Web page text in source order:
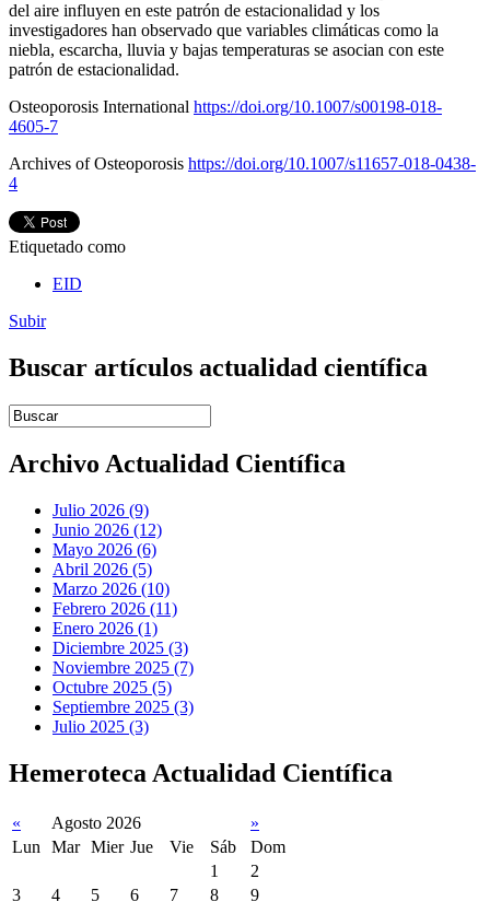
del aire influyen en este patrón de estacionalidad y los
investigadores han observado que variables climáticas como la
niebla, escarcha, lluvia y bajas temperaturas se asocian con este
patrón de estacionalidad.
Osteoporosis International https://doi.org/10.1007/s00198-018-
4605-7
Archives of Osteoporosis https://doi.org/10.1007/s11657-018-0438-
4
Etiquetado como
EID
Subir
Buscar artículos actualidad científica
Introduce términos de búsqueda
Archivo Actualidad Científica
Julio 2026 (9)
Junio 2026 (12)
Mayo 2026 (6)
Abril 2026 (5)
Marzo 2026 (10)
Febrero 2026 (11)
Enero 2026 (1)
Diciembre 2025 (3)
Noviembre 2025 (7)
Octubre 2025 (5)
Septiembre 2025 (3)
Julio 2025 (3)
Hemeroteca Actualidad Científica
« Agosto 2026
»
Lun
Mar Mier Jue Vie Sáb
Dom
1
2
3
4 5 6 7 8 9